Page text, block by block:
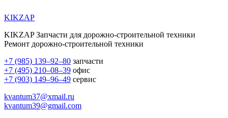
KIKZAP
KIKZAP Запчасти для дорожно-строительной техники
Ремонт дорожно-строительной техники
+7 (985) 139–92–80 запчасти
+7 (495) 210–08–39 офис
+7 (903) 149–96–49 сервис
kvantum37@xmail.ru
kvantum39@gmail.com